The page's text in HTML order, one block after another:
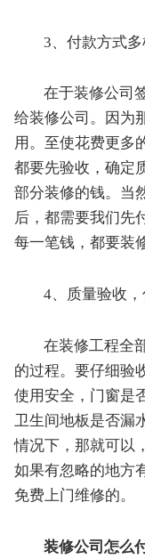
3、付款方式
在于装修公司
给装修公司。因为
用。至使花费更多
都要先验收，确定
部分装修的钱。当
后，都需要我们先
每一笔钱，都要装
4、质量验收，
在装修工程全
的过程。要仔细验
使用安全，门窗是
卫生间地板是否漏
情况下，那就可以
如果有忽略的地方
免费上门维修的。
装修公司怎么